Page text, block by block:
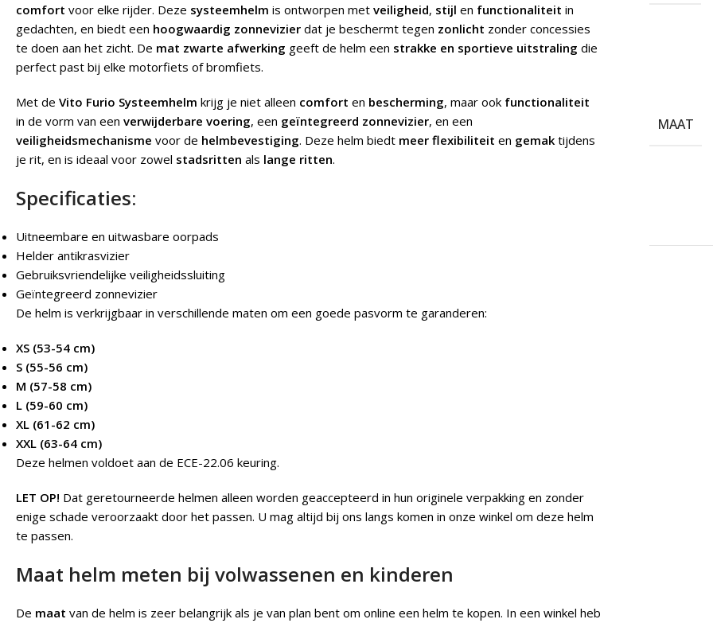
comfort voor elke rijder. Deze systeemhelm is ontworpen met veiligheid, stijl en functionaliteit in
gedachten, en biedt een hoogwaardig zonnevizier dat je beschermt tegen zonlicht zonder concessies
te doen aan het zicht. De mat zwarte afwerking geeft de helm een strakke en sportieve uitstraling die
perfect past bij elke motorfiets of bromfiets.
Met de Vito Furio Systeemhelm krijg je niet alleen comfort en bescherming, maar ook functionaliteit
in de vorm van een verwijderbare voering, een geïntegreerd zonnevizier, en een
veiligheidsmechanisme voor de helmbevestiging. Deze helm biedt meer flexibiliteit en gemak tijdens
je rit, en is ideaal voor zowel stadsritten als lange ritten.
Specificaties:
Uitneembare en uitwasbare oorpads
Helder antikrasvizier
Gebruiksvriendelijke veiligheidssluiting
Geïntegreerd zonnevizier
De helm is verkrijgbaar in verschillende maten om een goede pasvorm te garanderen:
XS (53-54 cm)
S (55-56 cm)
M (57-58 cm)
L (59-60 cm)
XL (61-62 cm)
XXL (63-64 cm)
Deze helmen voldoet aan de ECE-22.06 keuring.
LET OP! Dat geretourneerde helmen alleen worden geaccepteerd in hun originele verpakking en zonder
enige schade veroorzaakt door het passen. U mag altijd bij ons langs komen in onze winkel om deze helm
te passen.
Maat helm meten bij volwassenen en kinderen
De maat van de helm is zeer belangrijk als je van plan bent om online een helm te kopen. In een winkel heb
MAAT